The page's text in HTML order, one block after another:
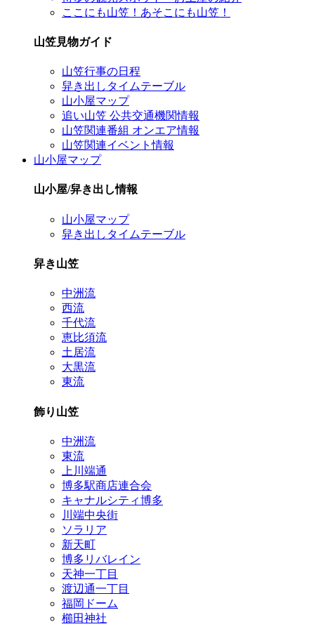
ここにも山笠！あそこにも山笠！
山笠見物ガイド
山笠行事の日程
舁き出しタイムテーブル
山小屋マップ
追い山笠 公共交通機関情報
山笠関連番組 オンエア情報
山笠関連イベント情報
山小屋マップ
山小屋/舁き出し情報
山小屋マップ
舁き出しタイムテーブル
舁き山笠
中洲流
西流
千代流
恵比須流
土居流
大黒流
東流
飾り山笠
中洲流
東流
上川端通
博多駅商店連合会
キャナルシティ博多
川端中央街
ソラリア
新天町
博多リバレイン
天神一丁目
渡辺通一丁目
福岡ドーム
櫛田神社